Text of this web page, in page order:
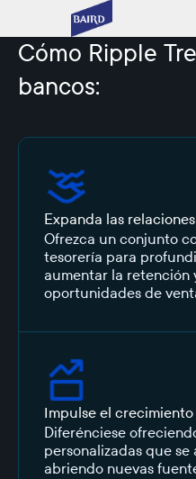
Cómo Ripple
bancos:
Expanda las
Ofrezca un conjunto
tesorería para
aumentar la retención
oportunidades de
Impulse el
Diferénciese
personalizadas que
abriendo nuevas